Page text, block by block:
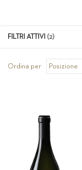
Ordina per
FILTRI ATTIVI